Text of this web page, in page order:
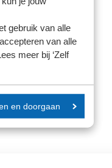
gebruik van alle
van alle
meer bij ‘Zelf
en doorgaan